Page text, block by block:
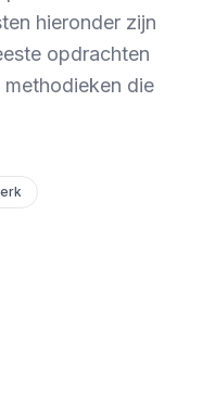
hieronder zijn
opdrachten
die